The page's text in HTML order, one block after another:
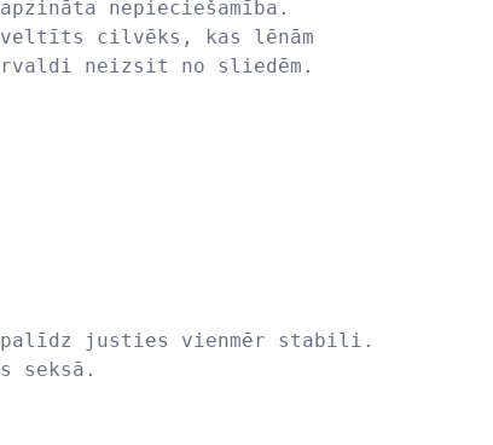
nepieciešamība.
cilvēks, kas lēnām
neizsit no sliedēm.
palīdz justies vienmēr stabili.
seksā.